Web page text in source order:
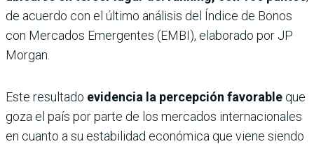
de acuerdo con el último análisis del Índice de Bonos
con Mercados Emergentes (EMBI), elaborado por JP
Morgan.
Este resultado evidencia la percepción favorable que
goza el país por parte de los mercados internacionales
en cuanto a su estabilidad económica que viene siendo